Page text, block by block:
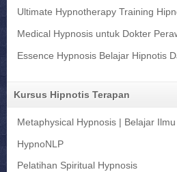
Ultimate Hypnotherapy Training
Medical Hypnosis untuk Dokter
Essence Hypnosis Belajar Hipnotis
Kursus Hipnotis Terapan
Metaphysical Hypnosis | Belajar
HypnoNLP
Pelatihan Spiritual Hypnosis